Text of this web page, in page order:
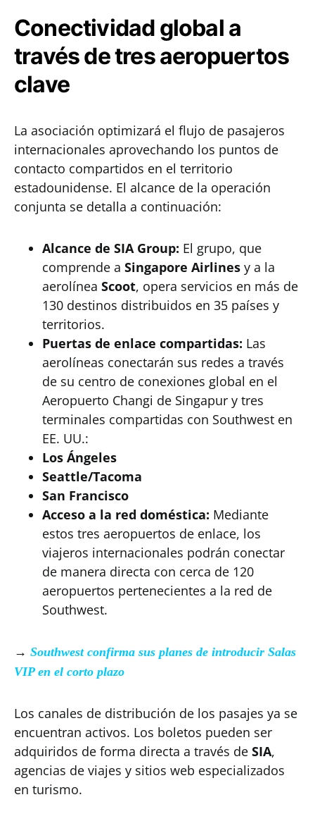
Conectividad global a
través de tres aeropuertos
clave
La asociación optimizará el flujo de pasajeros
internacionales aprovechando los puntos de
contacto compartidos en el territorio
estadounidense. El alcance de la operación
conjunta se detalla a continuación:
Alcance de SIA Group: El grupo, que
comprende a Singapore Airlines y a la
aerolínea Scoot, opera servicios en más de
130 destinos distribuidos en 35 países y
territorios.
Puertas de enlace compartidas: Las
aerolíneas conectarán sus redes a través
de su centro de conexiones global en el
Aeropuerto Changi de Singapur y tres
terminales compartidas con Southwest en
EE. UU.:
Los Ángeles
Seattle/Tacoma
San Francisco
Acceso a la red doméstica: Mediante
estos tres aeropuertos de enlace, los
viajeros internacionales podrán conectar
de manera directa con cerca de 120
aeropuertos pertenecientes a la red de
Southwest.
→ Southwest confirma sus planes de introducir Salas
VIP en el corto plazo
Los canales de distribución de los pasajes ya se
encuentran activos. Los boletos pueden ser
adquiridos de forma directa a través de SIA,
agencias de viajes y sitios web especializados
en turismo.